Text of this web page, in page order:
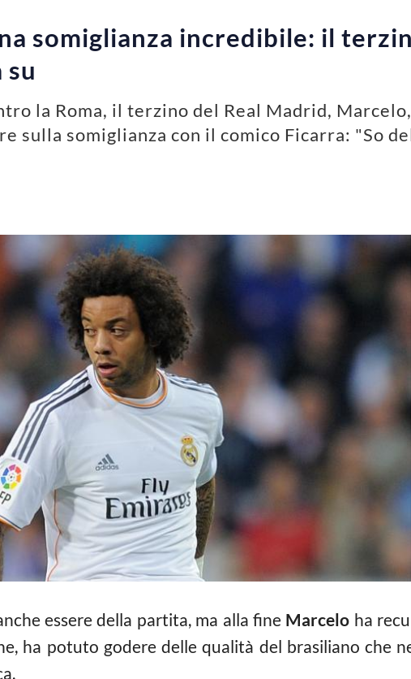
somiglianza incredibile: il
su
la Roma, il terzino del Real Madrid,
sulla somiglianza con il comico Ficarra: "So
essere della partita, ma alla fine Marcelo ha
ha potuto godere delle qualità del brasiliano che